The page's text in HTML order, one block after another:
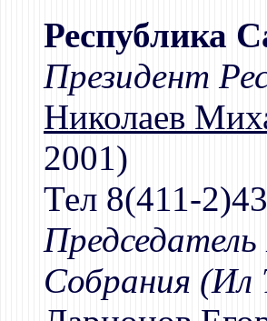
Республика
Президент
Николаев
2001)
Тел 8(411-
Собрания (Ил